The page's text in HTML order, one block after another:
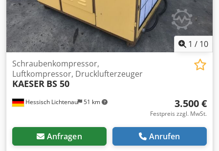
1 / 10
Hessisch Lichtenau 51 km
Schraubenkompressor,
Luftkompressor, Drucklufterzeuger
KAESER BS 50
3.500 €
Festpreis zzgl. MwSt.
Anfragen Anrufen